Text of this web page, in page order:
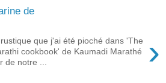
de
›
que j'ai été pioché dans 'The
cookbook' de Kaumadi Marathé
de notre ...